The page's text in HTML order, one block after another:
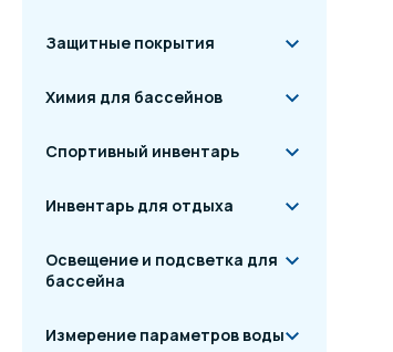
Защитные покрытия
Химия для бассейнов
Спортивный инвентарь
Инвентарь для отдыха
Освещение и подсветка для
бассейна
Измерение параметров воды